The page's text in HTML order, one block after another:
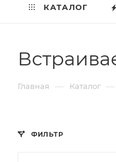
КАТАЛОГ
Главная — Каталог —
ФИЛЬТР